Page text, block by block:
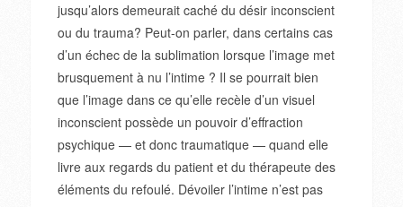
jusqu’alors demeurait caché du désir inconscient
ou du trauma? Peut-on parler, dans certains cas
d’un échec de la sublimation lorsque l’image met
brusquement à nu l’intime ? Il se pourrait bien
que l’image dans ce qu’elle recèle d’un visuel
inconscient possède un pouvoir d’effraction
psychique — et donc traumatique — quand elle
livre aux regards du patient et du thérapeute des
éléments du refoulé. Dévoiler l’intime n’est pas